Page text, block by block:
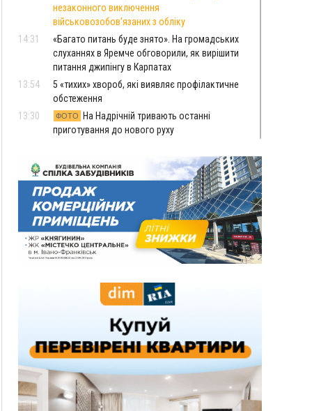
незаконного виключення
військовозобов’язаних з обліку
14:31
«Багато питань буде знято». На громадських
слуханнях в Яремче обговорили, як вирішити
питання джипінгу в Карпатах
13:54
5 «тихих» хвороб, які виявляє профілактичне
обстеження
13:30
ФОТО
На Надрічній тривають останні
приготування до нового руху
всю історію спостережень
12:24
Лікування наркоманії Київ: чому важливо
розпочати терапію якомога раніше
12:00
Франківця, який у Косові викрав за магазину
понад 640 тисяч гривень у валюті, засудили до
5 років
11:50
Податкова передасть в Міноборони для
Водійка, яку на Сухомлинського побив інший
керманич, відмовилася від обвинувачення —
У Франківську, Коломиї, Долині та Яремче 6
серпня зафіксували рекордну спеку
10:02
Прикарпатті затримали підозрюваного у
розбещенні малолітньої